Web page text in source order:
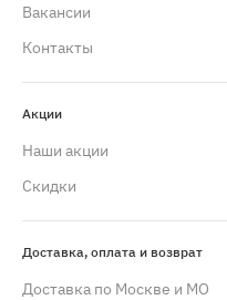
Вакансии
Контакты
Акции
Наши акции
Скидки
Доставка, оплата и возврат
Доставка по Москве и МО